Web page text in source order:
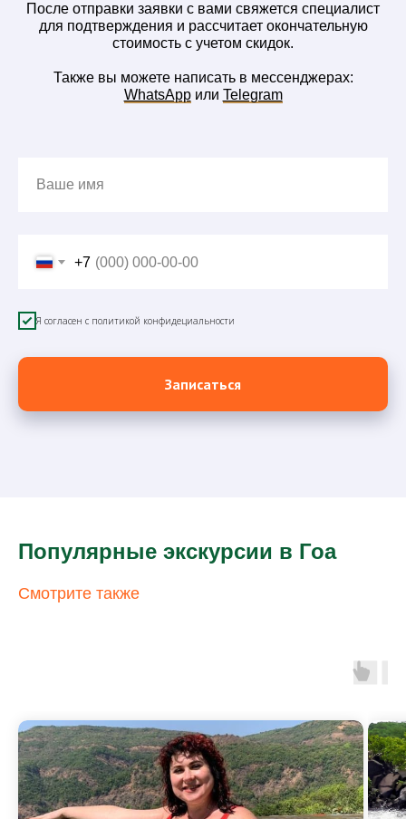
После отправки заявки с вами свяжется специалист
для подтверждения и рассчитает окончательную
стоимость с учетом скидок.
Также вы можете написать в мессенджерах:
WhatsAppили Telegram
Ваше имя
+7
Я согласен с политикой конфидециальности
Записаться
Популярные экскурсии в Гоа
Смотрите также